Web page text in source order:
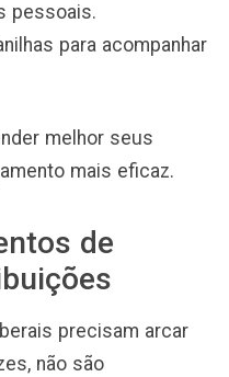
pessoais.
para acompanhar
melhor seus
mais eficaz.
de
precisam arcar
não são